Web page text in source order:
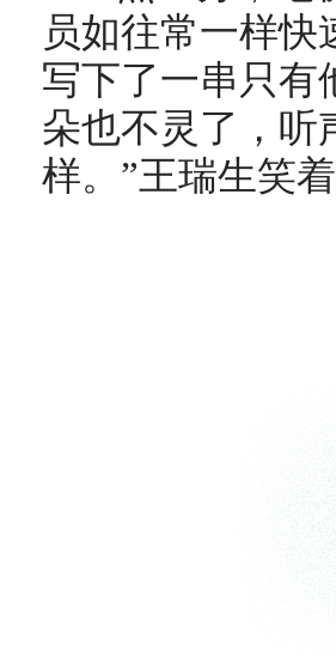
员如往常一样
写下了一串只有
朵也不灵了，听
样。”王瑞生笑着